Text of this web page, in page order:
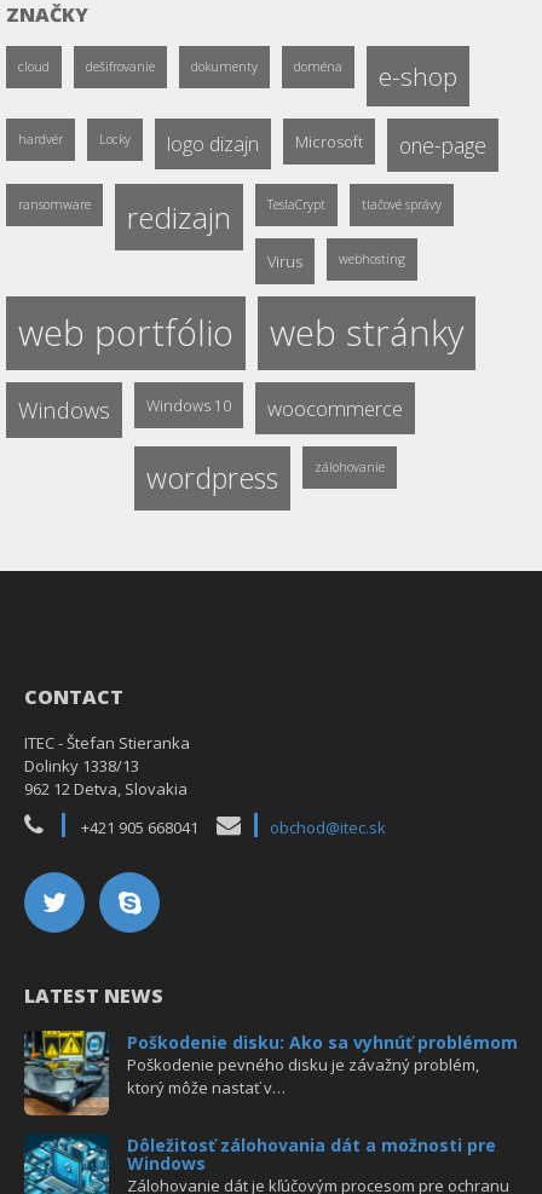
ZNAČKY
cloud dešifrovanie dokumenty doména e-shop
hardvér Locky logo dizajn Microsoft one-page
ransomware redizajn TeslaCrypt tlačové správy
Virus webhosting
web portfólio web stránky
Windows Windows 10 woocommerce
wordpress zálohovanie
CONTACT
ITEC - Štefan Stieranka
Dolinky 1338/13
962 12 Detva, Slovakia
+421 905 668041
obchod@itec.sk
LATEST NEWS
Poškodenie disku: Ako sa vyhnúť problémom
Poškodenie pevného disku je závažný problém,
ktorý môže nastať v…
Dôležitosť zálohovania dát a možnosti pre
Windows
Zálohovanie dát je kľúčovým procesom pre ochranu